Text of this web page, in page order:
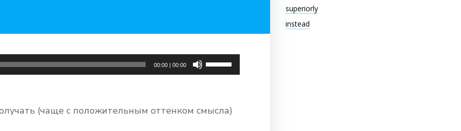
00:00| 00:00
чтобы
(чаще с положительным оттенком смысла)
superiorly
instead